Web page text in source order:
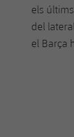
els
del
el Barça